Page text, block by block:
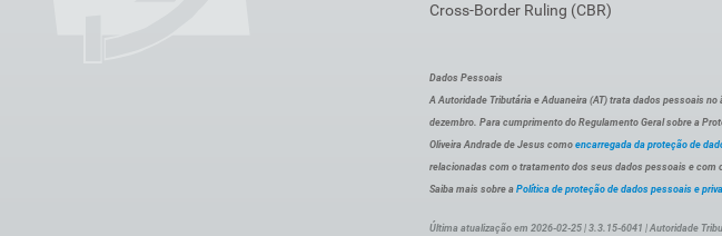
Cross-Border Ruling (CBR)
Dados Pessoais
A Autoridade Tributária e Aduaneira (AT) trata dados pessoais
dezembro. Para cumprimento do Regulamento Geral sobre a
Oliveira Andrade de Jesus como encarregada da proteção de
relacionadas com o tratamento dos seus dados pessoais e com
Saiba mais sobre a Política de proteção de dados pessoais e
Última atualização em 2026-02-25 | 3.3.15-6041 | Autoridade